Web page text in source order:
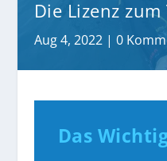
Die Lizenz
Aug 4, 2022| 0
Das